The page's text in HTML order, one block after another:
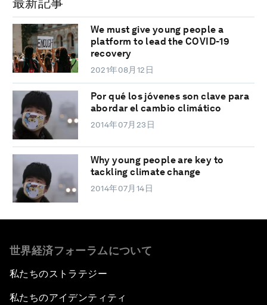
We must give young people a
platform to lead the COVID-19
recovery
2021年08月12日
Por qué los jóvenes son clave para
abordar el cambio climático
2014年07月23日
Why young people are key to
tackling climate change
2014年07月14日
世界経済フォーラムについて
私たちのストラテジー
私たちのアイデンティティ